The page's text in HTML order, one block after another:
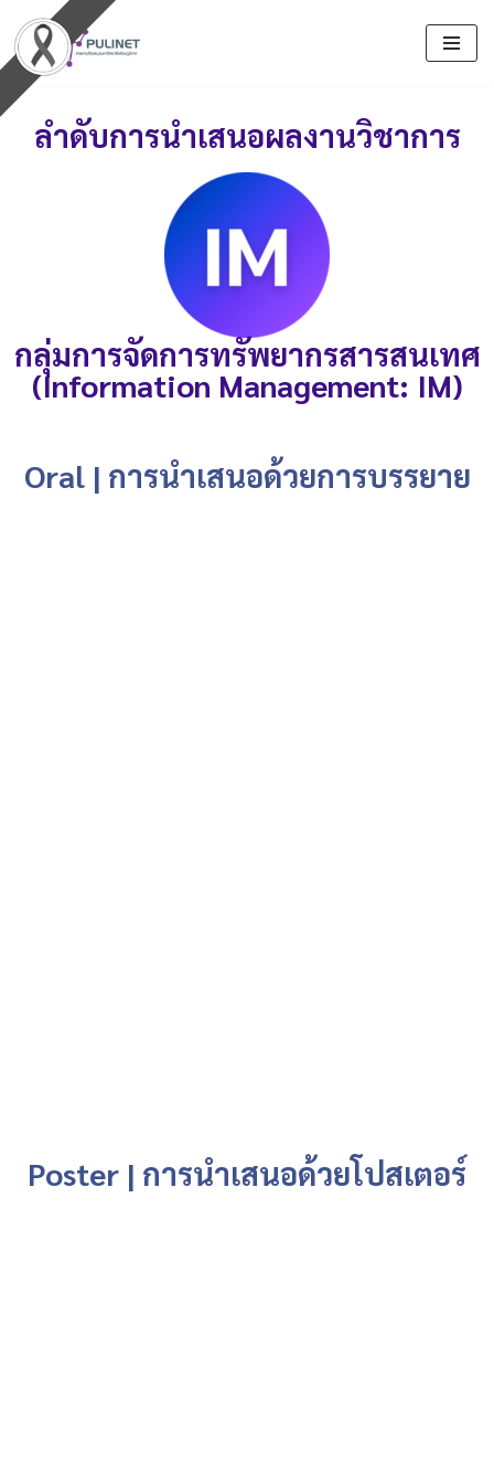
Skip
to
ลำดับการนำเสนอผลงานวิชาการ
กลุ่มการจัดการทรัพยากรสารสนเทศ
(Information Management: IM)
Oral | การนำเสนอด้วยการบรรยาย
Poster | การนำเสนอด้วยโปสเตอร์